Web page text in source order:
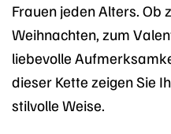
Frauen jeden Alters. Ob
Weihnachten, zum
liebevolle
dieser Kette zeigen Sie
stilvolle Weise.